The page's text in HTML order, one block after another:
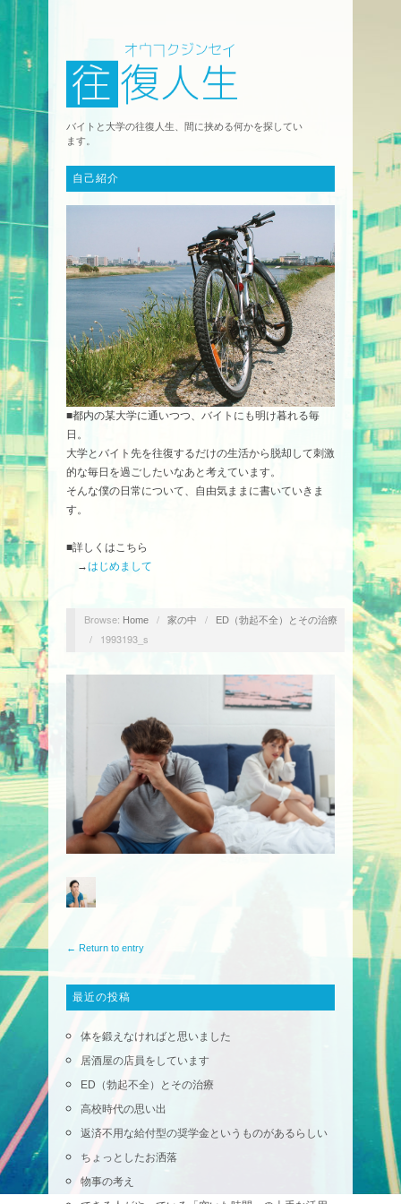
バイトと大学の往復人生、間に挟める何かを探してい
ます。
自己紹介
■都内の某大学に通いつつ、バイトにも明け暮れる毎
日。
大学とバイト先を往復するだけの生活から脱却して刺激
的な毎日を過ごしたいなあと考えています。
そんな僕の日常について、自由気ままに書いていきま
す。
■詳しくはこちら
→はじめまして
Browse: Home / 家の中 / ED（勃起不全）とその治療
/ 1993193_s
← Return to entry
最近の投稿
体を鍛えなければと思いました
居酒屋の店員をしています
ED（勃起不全）とその治療
高校時代の思い出
返済不用な給付型の奨学金というものがあるらしい
ちょっとしたお洒落
物事の考え